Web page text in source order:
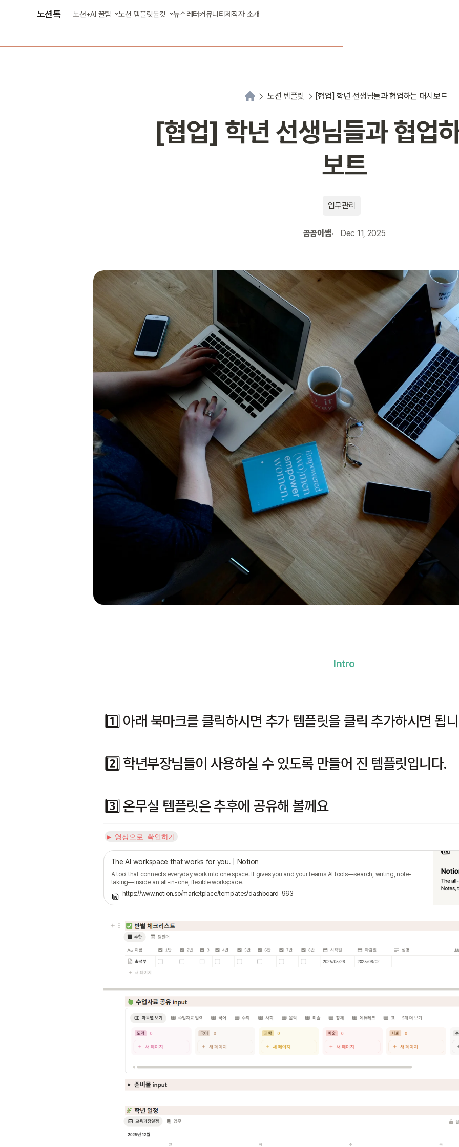
노션톡 노션+AI 꿀팁 노션 템플릿툴킷 뉴스레터커뮤니티 제작자 소개
노션 템플릿 [협업] 학년 선생님들과 협업하는 대시보트
[협업] 학년 선생님들과 협업
보트
업무관리
곰곰이쌤 Dec 11, 2025
Intro
1️⃣ 아래 북마크를 클릭하시면 추가 템플릿을 클릭 추가하시면 됩
2️⃣ 학년부장님들이 사용하실 수 있도록 만들어 진 템플릿입니다.
3️⃣ 온무실 템플릿은 추후에 공유해 볼께요
▶️ 영상으로 확인하기
The AI workspace that works for you. | Notion
A tool that connects everyday work into one space. It gives you and your teams AI tools—search, writing, note-
taking—inside an all-in-one, flexible workspace.
https://www.notion.so/marketplace/templates/dashboard-963